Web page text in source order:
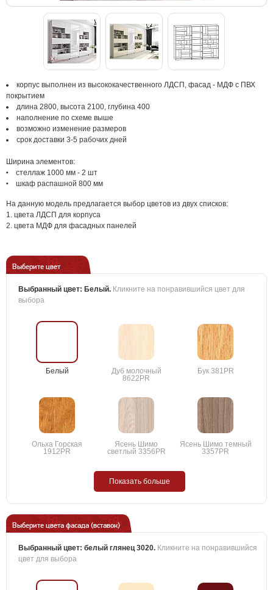
корпус выполнен из высококачественного ЛДСП, фасад - МДФ с ПВХ
покрытием
длина 2800, высота 2100, глубина 400
наполнение по схеме выше
возможно изменение размеров
срок доставки 3-5 рабочих дней
Ширина элементов:
стеллаж 1000 мм - 2 шт
шкаф распашной 800 мм
На данную модель предлагается выбор цветов из двух списков:
1. цвета ЛДСП для корпуса
2. цвета МДФ для фасадных панелей
Выберите цвет
Выбранный цвет: Белый. Кликните на понравившийся цвет для
выбора
Белый
Дуб молочный
8622PR
Бук 381PR
Ольха Горская
1912PR
Ясень Шимо
светлый 3356PR
Ясень Шимо темный
3357PR
Показать больше
Выберите цвета фасада (вставок)
Выбранный цвет: белый глянец 3020. Кликните на понравившийся
цвет для выбора